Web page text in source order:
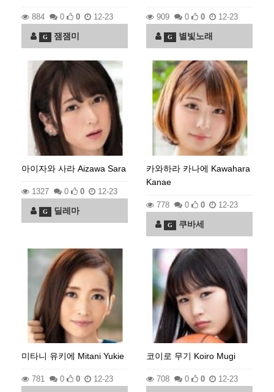
884 0 0 12-23
G 잼잼미
909 0 0 12-23
G 별빛노래
아이자와 사라 Aizawa Sara
1327 0 0 12-23
G 딜레마
카와하라 카나에 Kawahara
Kanae
778 0 0 12-23
G 쿠바세
미타니 유키에 Mitani Yukie
781 0 0 12-23
코이로 무기 Koiro Mugi
708 0 0 12-23